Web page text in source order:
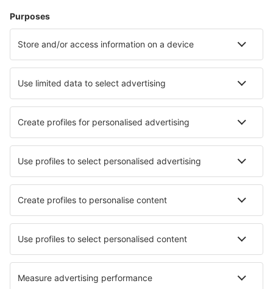
Cele mai căutate cazări de către utilizatorii eSky
Cazare în Letonia - Orașe populare
Cazare în Riga Cazare în Jurmala
Cazare în Ventspils Cazare în Daugavpils
Cazare în Dzelmes Cazare în Jelgava
Cele mai bune locuri de cazare - orașe
Cazare în Dhahran Cazare în Saint-Apollinaire
Cazare în Rubiera Cazare în Bondeno